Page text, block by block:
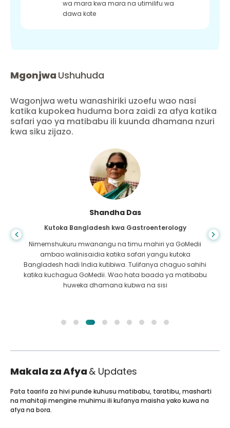
wa mara kwa mara na utimilifu wa
dawa kote
Mgonjwa Ushuhuda
Wagonjwa wetu wanashiriki uzoefu wao nasi
katika kupokea huduma bora zaidi za afya katika
safari yao ya matibabu ili kuunda dhamana nzuri
kwa siku zijazo.
Shandha Das
Kutoka Bangladesh kwa Gastroenterology
Nimemshukuru mwanangu na timu mahiri ya GoMedii
ambao walinisaidia katika safari yangu kutoka
Bangladesh hadi India kutibiwa. Tulifanya chaguo sahihi
katika kuchagua GoMedii. Wao hata baada ya matibabu
huweka dhamana kubwa na sisi
Makala za Afya & Updates
Pata taarifa za hivi punde kuhusu matibabu, taratibu, masharti
na mahitaji mengine muhimu ili kufanya maisha yako kuwa na
afya na bora.